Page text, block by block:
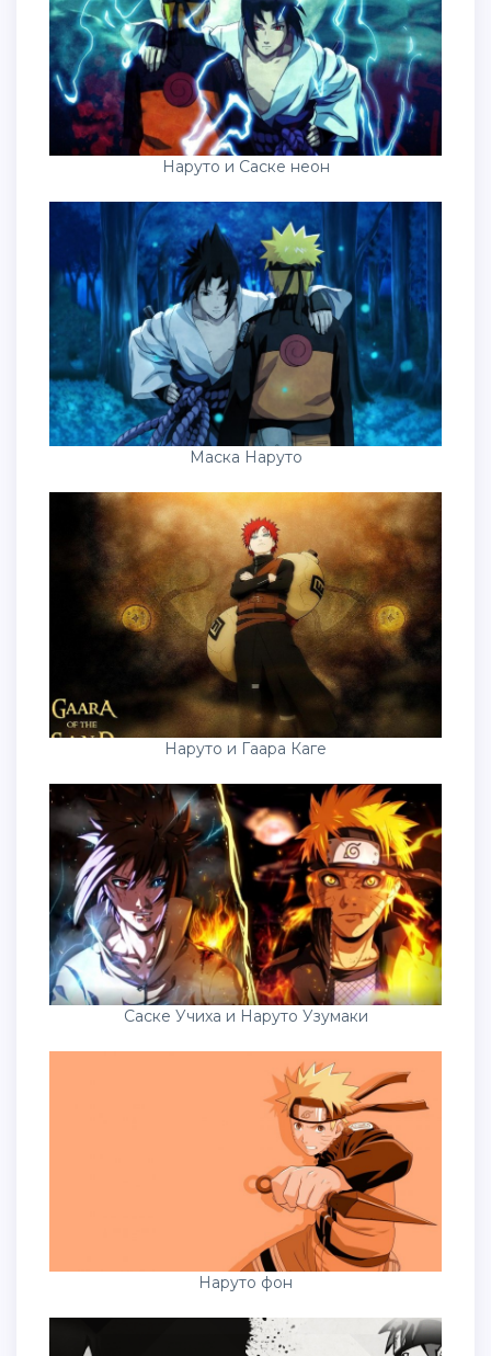
Наруто и Саске неон
Маска Наруто
Наруто и Гаара Каге
Саске Учиха и Наруто Узумаки
Наруто фон